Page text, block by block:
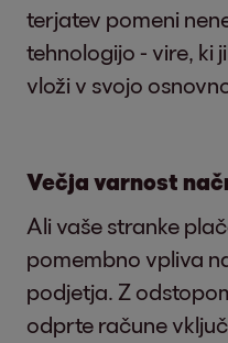
terjatev pomeni
tehnologijo - vire, ki
vloži v svojo
Večja varnost
Ali vaše stranke
pomembno vpliva
podjetja. Z
odprte račune